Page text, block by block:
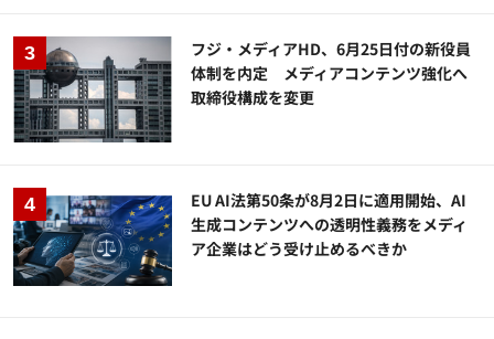
フジ・メディアHD、6月25日付の新役員
体制を内定 メディアコンテンツ強化へ
取締役構成を変更
EU AI法第50条が8月2日に適用開始、AI
生成コンテンツへの透明性義務をメディ
ア企業はどう受け止めるべきか